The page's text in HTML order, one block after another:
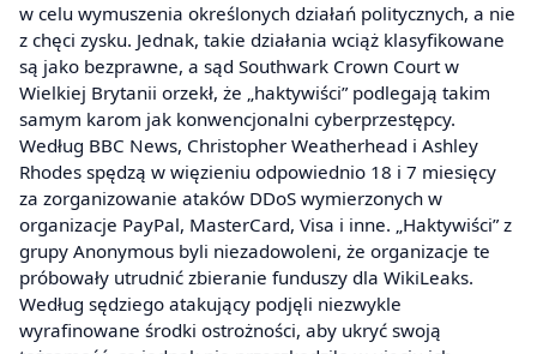
w celu wymuszenia określonych działań politycznych, a nie
z chęci zysku. Jednak, takie działania wciąż klasyfikowane
są jako bezprawne, a sąd Southwark Crown Court w
Wielkiej Brytanii orzekł, że „haktywiści” podlegają takim
samym karom jak konwencjonalni cyberprzestępcy.
Według BBC News, Christopher Weatherhead i Ashley
Rhodes spędzą w więzieniu odpowiednio 18 i 7 miesięcy
za zorganizowanie ataków DDoS wymierzonych w
organizacje PayPal, MasterCard, Visa i inne. „Haktywiści” z
grupy Anonymous byli niezadowoleni, że organizacje te
próbowały utrudnić zbieranie funduszy dla WikiLeaks.
Według sędziego atakujący podjęli niezwykle
wyrafinowane środki ostrożności, aby ukryć swoją